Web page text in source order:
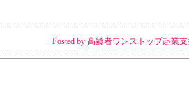
Posted by 高齢者ワンストップ起業